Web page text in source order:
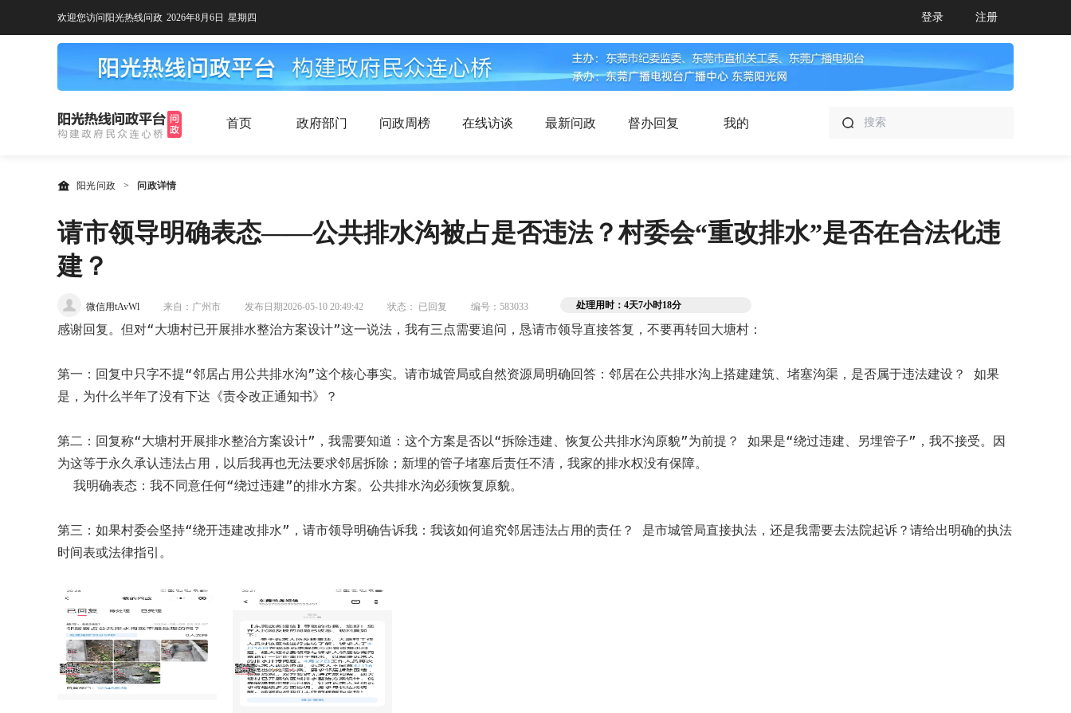
欢迎您访问阳光热线问政 2026年8月6日 星期四 登录 注册
首页 政府部门 问政周榜 在线访谈 最新问政 督办回复 我的
阳光问政 > 问政详情
请市领导明确表态——公共排水沟被占是否违法？村委会“重改排水”是否在合法化违
建？
微信用tAvWl 来自：广州市 发布日期2026-05-10 20:49:42 状态： 已回复 编号：583033 处理用时：4天7小时18分
感谢回复。但对“大塘村已开展排水整治方案设计”这一说法，我有三点需要追问，恳请市领导直接答复，不要再转回大塘村：
第一：回复中只字不提“邻居占用公共排水沟”这个核心事实。请市城管局或自然资源局明确回答：邻居在公共排水沟上搭建建筑、堵塞沟渠，是否属于违法建设？ 如果
是，为什么半年了没有下达《责令改正通知书》？
第二：回复称“大塘村开展排水整治方案设计”，我需要知道：这个方案是否以“拆除违建、恢复公共排水沟原貌”为前提？ 如果是“绕过违建、另埋管子”，我不接受。因
为这等于永久承认违法占用，以后我再也无法要求邻居拆除；新埋的管子堵塞后责任不清，我家的排水权没有保障。
第三：如果村委会坚持“绕开违建改排水”，请市领导明确告诉我：我该如何追究邻居违法占用的责任？ 是市城管局直接执法，还是我需要去法院起诉？请给出明确的执法
时间表或法律指引。